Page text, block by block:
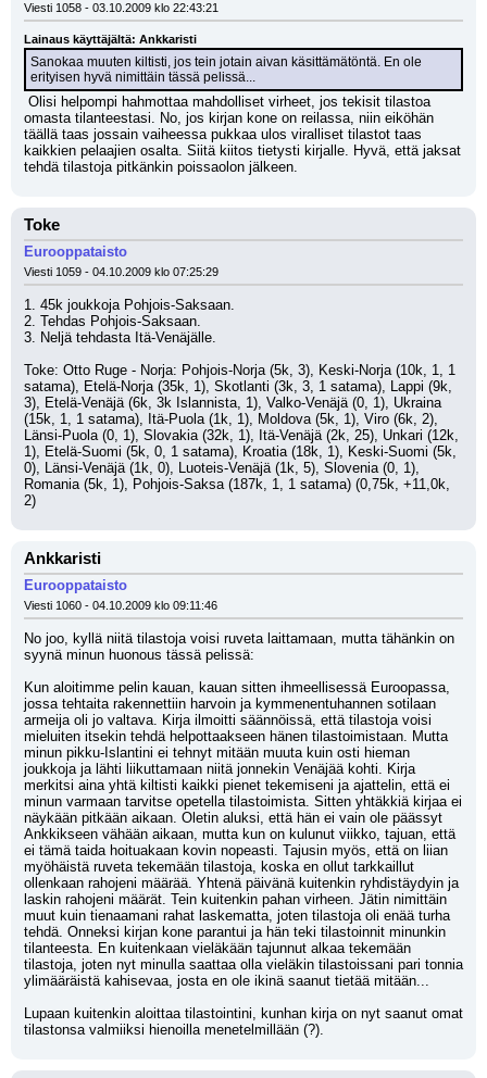
Viesti 1058 - 03.10.2009 klo 22:43:21
Lainaus käyttäjältä: Ankkaristi
Sanokaa muuten kiltisti, jos tein jotain aivan käsittämätöntä. En ole
erityisen hyvä nimittäin tässä pelissä...
omasta tilanteestasi. No, jos kirjan kone on reilassa, niin eiköhän
täällä taas jossain vaiheessa pukkaa ulos viralliset tilastot taas
kaikkien pelaajien osalta. Siitä kiitos tietysti kirjalle. Hyvä, että jaksat
tehdä tilastoja pitkänkin poissaolon jälkeen.
Toke
Eurooppataisto
Viesti 1059 - 04.10.2009 klo 07:25:29
1. 45k joukkoja Pohjois-Saksaan.
2. Tehdas Pohjois-Saksaan.
3. Neljä tehdasta Itä-Venäjälle.
Toke: Otto Ruge - Norja: Pohjois-Norja (5k, 3), Keski-Norja (10k, 1, 1
satama), Etelä-Norja (35k, 1), Skotlanti (3k, 3, 1 satama), Lappi (9k,
3), Etelä-Venäjä (6k, 3k Islannista, 1), Valko-Venäjä (0, 1), Ukraina
(15k, 1, 1 satama), Itä-Puola (1k, 1), Moldova (5k, 1), Viro (6k, 2),
Länsi-Puola (0, 1), Slovakia (32k, 1), Itä-Venäjä (2k, 25), Unkari (12k,
1), Etelä-Suomi (5k, 0, 1 satama), Kroatia (18k, 1), Keski-Suomi (5k,
0), Länsi-Venäjä (1k, 0), Luoteis-Venäjä (1k, 5), Slovenia (0, 1),
Romania (5k, 1), Pohjois-Saksa (187k, 1, 1 satama) (0,75k, +11,0k,
2)
Ankkaristi
Eurooppataisto
Viesti 1060 - 04.10.2009 klo 09:11:46
No joo, kyllä niitä tilastoja voisi ruveta laittamaan, mutta tähänkin on
syynä minun huonous tässä pelissä:
Kun aloitimme pelin kauan, kauan sitten ihmeellisessä Euroopassa,
jossa tehtaita rakennettiin harvoin ja kymmenentuhannen sotilaan
armeija oli jo valtava. Kirja ilmoitti säännöissä, että tilastoja voisi
mieluiten itsekin tehdä helpottaakseen hänen tilastoimistaan. Mutta
minun pikku-Islantini ei tehnyt mitään muuta kuin osti hieman
joukkoja ja lähti liikuttamaan niitä jonnekin Venäjää kohti. Kirja
merkitsi aina yhtä kiltisti kaikki pienet tekemiseni ja ajattelin, että ei
minun varmaan tarvitse opetella tilastoimista. Sitten yhtäkkiä kirjaa ei
näykään pitkään aikaan. Oletin aluksi, että hän ei vain ole päässyt
Ankkikseen vähään aikaan, mutta kun on kulunut viikko, tajuan, että
ei tämä taida hoituakaan kovin nopeasti. Tajusin myös, että on liian
myöhäistä ruveta tekemään tilastoja, koska en ollut tarkkaillut
ollenkaan rahojeni määrää. Yhtenä päivänä kuitenkin ryhdistäydyin ja
laskin rahojeni määrät. Tein kuitenkin pahan virheen. Jätin nimittäin
muut kuin tienaamani rahat laskematta, joten tilastoja oli enää turha
tehdä. Onneksi kirjan kone parantui ja hän teki tilastoinnit minunkin
tilanteesta. En kuitenkaan vieläkään tajunnut alkaa tekemään
tilastoja, joten nyt minulla saattaa olla vieläkin tilastoissani pari tonnia
ylimääräistä kahisevaa, josta en ole ikinä saanut tietää mitään...
Lupaan kuitenkin aloittaa tilastointini, kunhan kirja on nyt saanut omat
tilastonsa valmiiksi hienoilla menetelmillään (?).